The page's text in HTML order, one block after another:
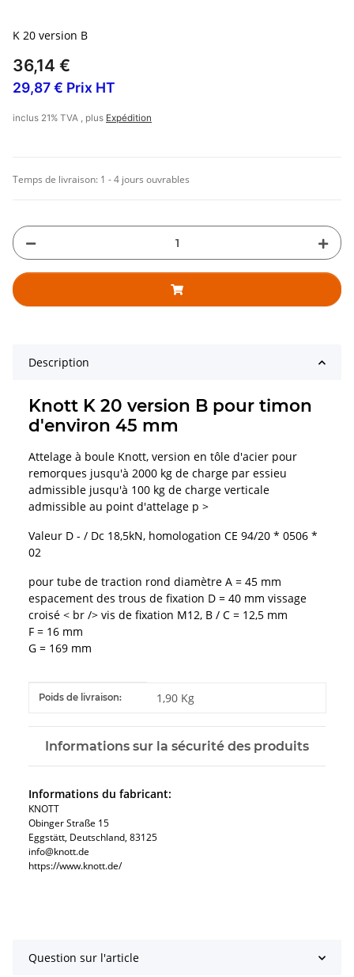
K 20 version B
36,14 €
29,87 € Prix HT
inclus 21% TVA , plus Expédition
Temps de livraison: 1 - 4 jours ouvrables
Description
Knott K 20 version B pour timon
d'environ 45 mm
Attelage à boule Knott, version en tôle d'acier pour
remorques jusqu'à 2000 kg de charge par essieu
admissible jusqu'à 100 kg de charge verticale
admissible au point d'attelage p >
Valeur D - / Dc 18,5kN, homologation CE 94/20 * 0506 *
02
pour tube de traction rond diamètre A = 45 mm
espacement des trous de fixation D = 40 mm vissage
croisé < br /> vis de fixation M12, B / C = 12,5 mm
F = 16 mm
G = 169 mm
#productDetails.itemInformation#
#productDetails.itemValue#
Poids de livraison: 1,90 Kg
Informations sur la sécurité des produits
Informations du fabricant:
KNOTT
Obinger Straße 15
Eggstätt, Deutschland, 83125
info@knott.de
https://www.knott.de/
Question sur l'article